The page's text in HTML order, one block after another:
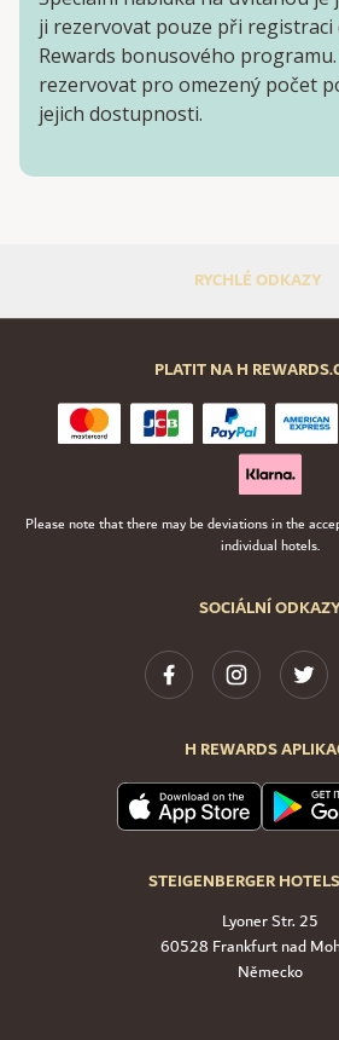
ji rezervovat pouze při registraci
Rewards bonusového
rezervovat pro omezený počet
jejich dostupnosti.
RYCHLÉ ODKAZY
SOCIÁLNÍ
H REWARDS
STEIGENBERGER
Lyoner Str. 25
60528 Frankfurt nad
Německo
PLATIT NA H
Please note that there may be deviations in the
individual hotels.